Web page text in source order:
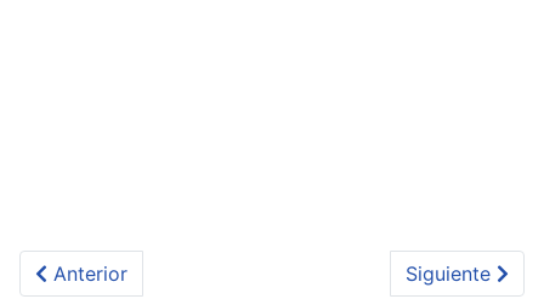
Artículo anterior: CITACION A PADRES O
Anterior Artículo
Siguiente